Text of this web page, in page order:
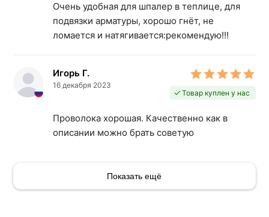
Очень удобная для шпалер в теплице, для
подвязки арматуры, хорошо гнёт, не
ломается и натягивается:рекомендую!!!
Игорь Г.
16 декабря 2023
Товар куплен у нас
Проволока хорошая. Качественно как в
описании можно брать советую
Показать ещё